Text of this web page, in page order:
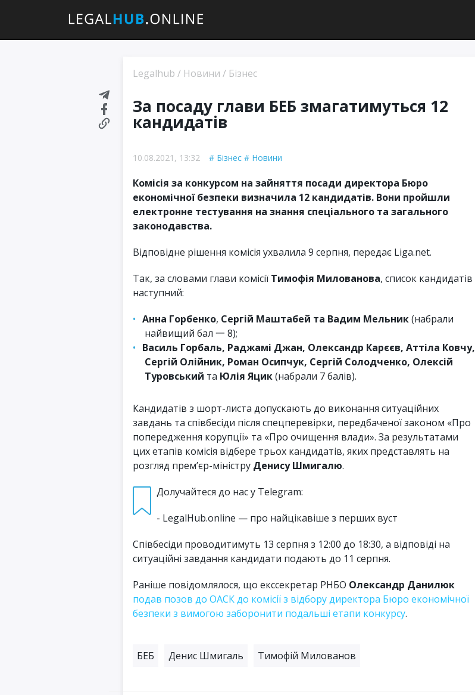
Legalhub / Новини / Бізнес
10.08.2021, 13:32 Бізнес Новини
За посаду глави БЕБ змагатимуться 12
кандидатів
Комісія за конкурсом на зайняття посади директора Бюро
економічної безпеки визначила 12 кандидатів. Вони пройшли
електронне тестування на знання спеціального та загального
законодавства.
Відповідне рішення комісія ухвалила 9 серпня, передає Liga.net.
Так, за словами глави комісії Тимофія Милованова, список кандидатів
наступний:
Анна Горбенко, Сергій Маштабей та Вадим Мельник(набрали
найвищий бал 一 8);
Василь Горбаль, Раджамі Джан, Олександр Карєєв, Аттіла Ковчу,
Сергій Олійник, Роман Осипчук, Сергій Солодченко, Олексій
Туровський та Юлія Яцик(набрали 7 балів).
Кандидатів з шорт-листа допускають до виконання ситуаційних
завдань та співбесіди після спецперевірки, передбаченої законом «Про
попередження корупції» та «Про очищення влади». За результатами
цих етапів комісія відбере трьох кандидатів, яких представлять на
розгляд прем’єр-міністру Денису Шмигалю.
Долучайтеся до нас у Telegram:
- LegalHub.online — про найцікавіше з перших вуст
Співбесіди проводитимуть 13 серпня з 12:00 до 18:30, а відповіді на
ситуаційні завдання кандидати подають до 11 серпня.
Раніше повідомлялося, що екссекретар РНБО Олександр Данилюк
подав позов до ОАСК до комісії з відбору директора Бюро економічної
безпеки з вимогою заборонити подальші етапи конкурсу.
БЕБ Денис Шмигаль Тимофій Милованов